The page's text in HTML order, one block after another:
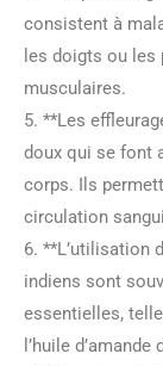
consistent à
les doigts ou
musculaires.
5. **Les
doux qui se font
corps. Ils
circulation
6. **L’utilisation
indiens sont
essentielles,
l’huile